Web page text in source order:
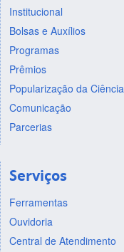
Institucional
Bolsas e Auxílios
Programas
Prêmios
Popularização da Ciência
Comunicação
Parcerias
Serviços
Ferramentas
Ouvidoria
Central de Atendimento